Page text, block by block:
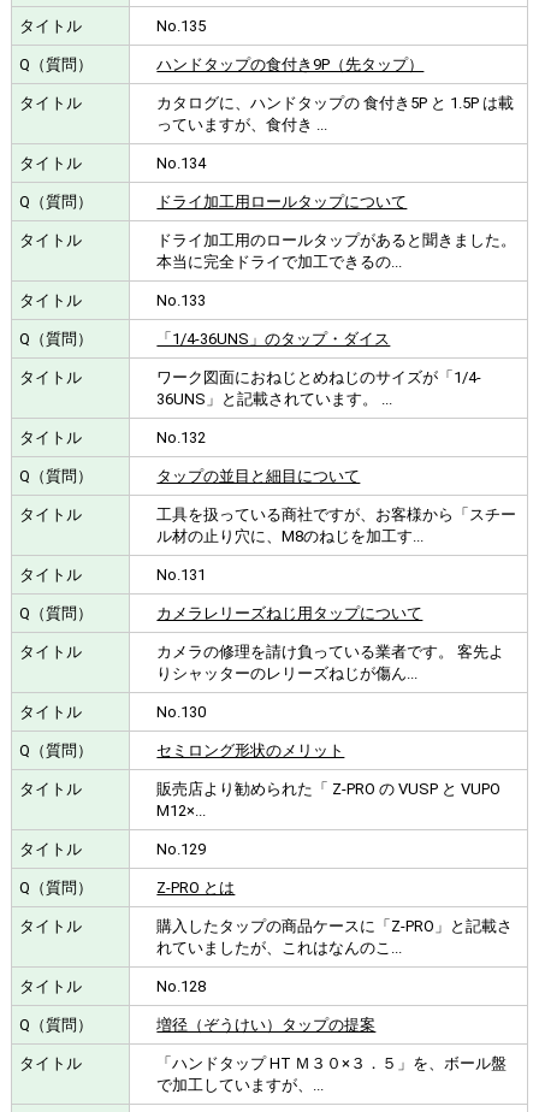
No.135
ハンドタップの食付き9P（先タップ）
カタログに、ハンドタップの 食付き5P と 1.5P は載
っていますが、食付き ...
No.134
ドライ加工用ロールタップについて
ドライ加工用のロールタップがあると聞きました。
本当に完全ドライで加工できるの...
No.133
「1/4-36UNS」のタップ・ダイス
ワーク図面におねじとめねじのサイズが「1/4-
36UNS」と記載されています。 ...
No.132
タップの並目と細目について
工具を扱っている商社ですが、お客様から「スチー
ル材の止り穴に、M8のねじを加工す...
No.131
カメラレリーズねじ用タップについて
カメラの修理を請け負っている業者です。 客先よ
りシャッターのレリーズねじが傷ん...
No.130
セミロング形状のメリット
販売店より勧められた「 Z-PRO の VUSP と VUPO
M12×...
No.129
Z-PRO とは
購入したタップの商品ケースに「Z-PRO」と記載さ
れていましたが、これはなんのこ...
No.128
増径（ぞうけい）タップの提案
「ハンドタップ HT Ｍ３０×３．５」を、ボール盤
で加工していますが、...